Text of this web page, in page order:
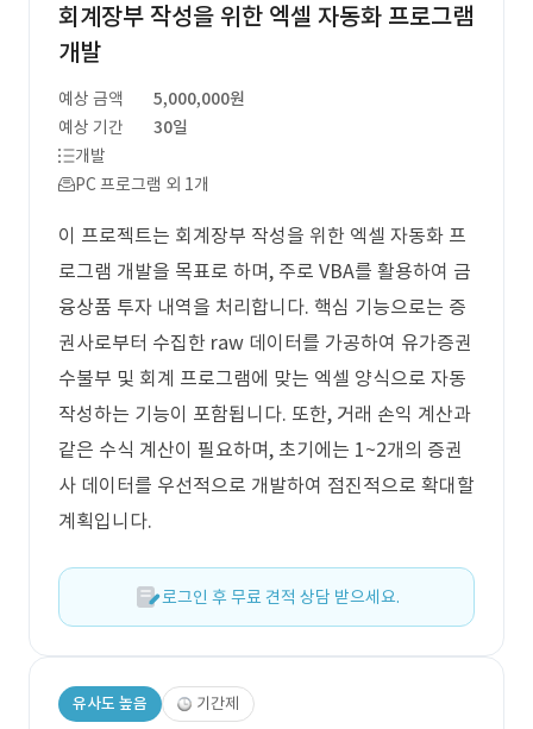
회계장부 작성을 위한 엑셀 자동화 프로그램
개발
예상 금액
5,000,000원
예상 기간
30일
개발
PC 프로그램 외 1개
이 프로젝트는 회계장부 작성을 위한 엑셀 자동화 프
로그램 개발을 목표로 하며, 주로 VBA를 활용하여 금
융상품 투자 내역을 처리합니다. 핵심 기능으로는 증
권사로부터 수집한 raw 데이터를 가공하여 유가증권
수불부 및 회계 프로그램에 맞는 엑셀 양식으로 자동
작성하는 기능이 포함됩니다. 또한, 거래 손익 계산과
같은 수식 계산이 필요하며, 초기에는 1~2개의 증권
사 데이터를 우선적으로 개발하여 점진적으로 확대할
계획입니다.
로그인 후 무료 견적 상담 받으세요.
유사도 높음 기간제